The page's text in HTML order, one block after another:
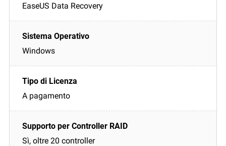
EaseUS Data Recovery
Windows
A pagamento
Sì, oltre 20 controller